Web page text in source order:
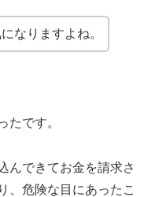
なりますよね。
たです。
んできてお金を請求さ
、危険な目にあったこ